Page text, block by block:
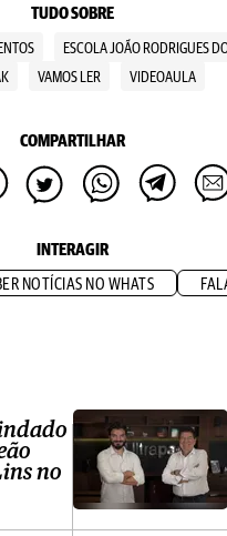
TUDO SOBRE
ESCOLA JOÃO RODRIGUES
VAMOS LER VIDEOAULA
COMPARTILHAR
INTERAGIR
NOTÍCIAS NO WHATS
no